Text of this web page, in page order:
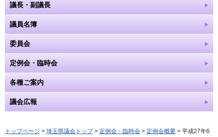
議長・副議長
議員名簿
委員会
定例会・臨時会
各種ご案内
議会広報
トップページ > 埼玉県議会トップ> 定例会・臨時会 > 定例会概要 > 平成27年6